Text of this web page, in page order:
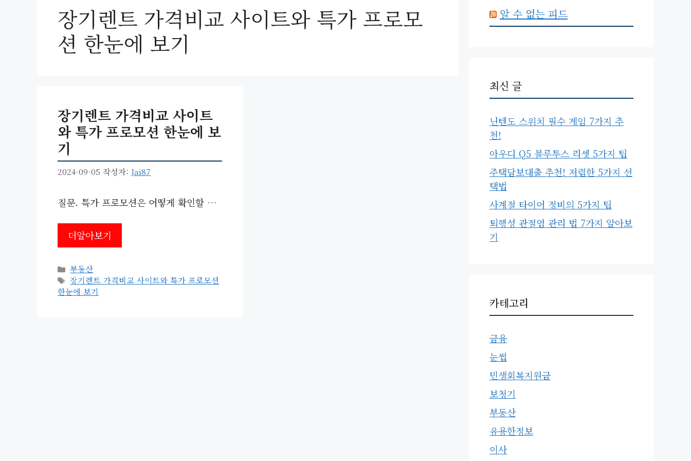
장기렌트 가격비교 사이트와 특가 프로모
션 한눈에 보기
장기렌트 가격비교 사이트
와 특가 프로모션 한눈에 보
기
2024-09-05 작성자: Jai87
질문. 특가 프로모션은 어떻게 확인할 …
더알아보기
카
테
고
부동산
태
그
장기렌트 가격비교 사이트와 특가 프로모션
한눈에 보기
알 수 없는 피드
최신 글
닌텐도 스위치 필수 게임 7가지 추
천!
아우디 Q5 블루투스 리셋 5가지 팁
주택담보대출 추천! 저렴한 5가지 선
택법
사계절 타이어 정비의 5가지 팁
퇴행성 관절염 관리 법 7가지 알아보
기
카테고리
금융
눈썹
민생회복지원금
보청기
부동산
유용한정보
이사